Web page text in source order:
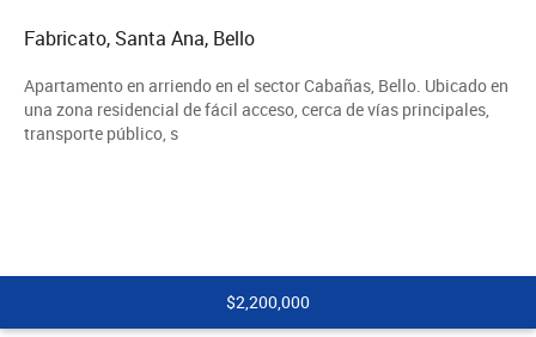
Fabricato, Santa Ana, Bello
Apartamento en arriendo en el sector Cabañas, Bello. Ubicado en
una zona residencial de fácil acceso, cerca de vías principales,
transporte público, s
$2,200,000